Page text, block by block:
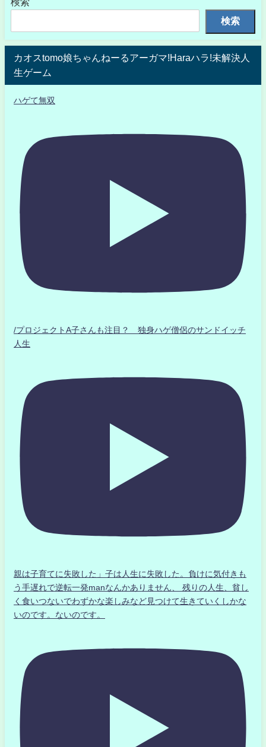
検索
カオスtomo娘ちゃんねーるアーガマ!Haraハラ!未解決人
生ゲーム
ハゲて無双
/プロジェクトA子さんも注目？ 独身ハゲ僧侶のサンドイッチ
人生
親は子育てに失敗した」子は人生に失敗した。負けに気付きも
う手遅れで逆転一発manなんかありません、 残りの人生、貧し
く食いつないでわずかな楽しみなど見つけて生きていくしかな
いのです。ないのです。